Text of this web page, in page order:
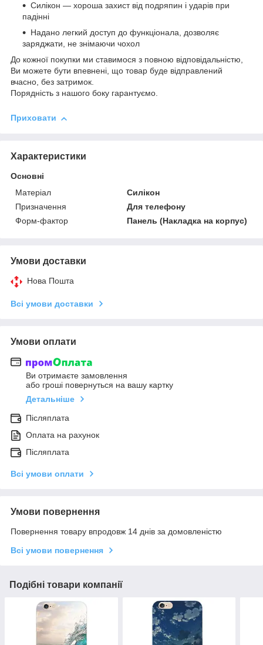
Силікон ― хороша захист від подряпин і ударів при
падінні
Надано легкий доступ до функціонала, дозволяє
заряджати, не знімаючи чохол
До кожної покупки ми ставимося з повною відповідальністю,
Ви можете бути впевнені, що товар буде відправлений
вчасно, без затримок.
Порядність з нашого боку гарантуємо.
Приховати
Характеристики
Основні
Матеріал
Силікон
Призначення
Для телефону
Форм-фактор
Панель (Накладка на корпус)
Умови доставки
Нова Пошта
Всі умови доставки
Умови оплати
Ви отримаєте замовлення
або гроші повернуться на вашу картку
Детальніше
Післяплата
Оплата на рахунок
Післяплата
Всі умови оплати
Умови повернення
Повернення товару впродовж 14 днів за домовленістю
Всі умови повернення
Подібні товари компанії